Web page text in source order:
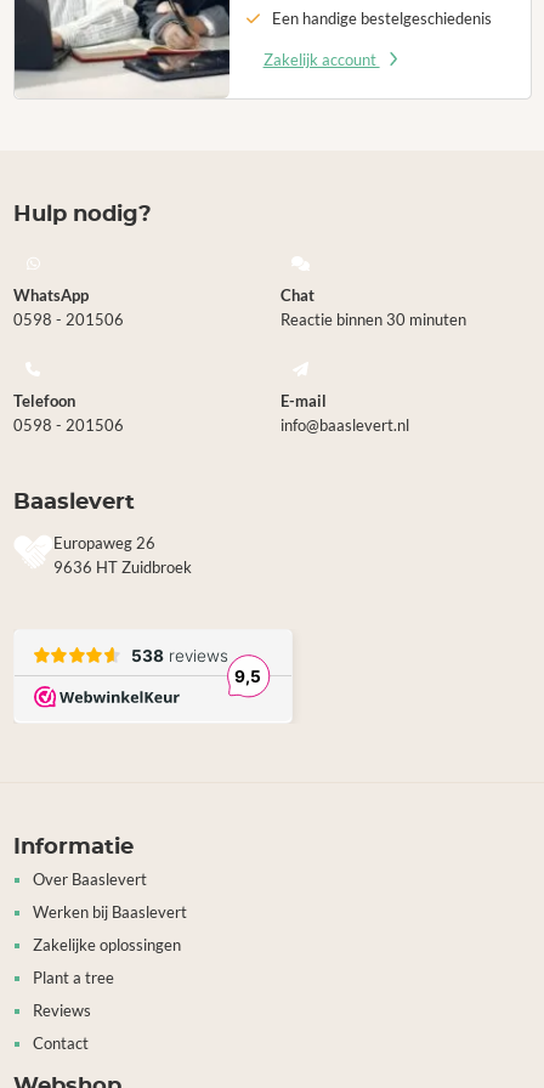
Een handige bestelgeschiedenis
Zakelijk account
Hulp nodig?
WhatsApp
0598 - 201506
Chat
Reactie binnen 30 minuten
Telefoon
0598 - 201506
E-mail
info@baaslevert.nl
Baaslevert
Europaweg 26
9636 HT Zuidbroek
Informatie
Over Baaslevert
Werken bij Baaslevert
Zakelijke oplossingen
Plant a tree
Reviews
Contact